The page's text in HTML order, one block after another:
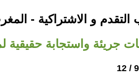
و الاشتراكية -
جريئة واستجابة